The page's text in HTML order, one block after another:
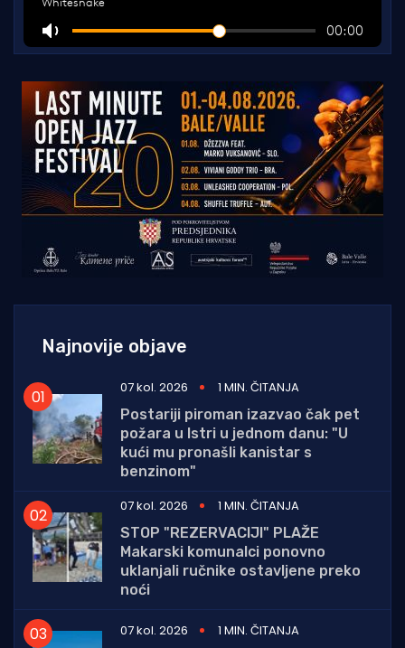
Najnovije objave
07 kol. 2026
1 MIN. ČITANJA
Postariji piroman izazvao čak pet
požara u Istri u jednom danu: "U
kući mu pronašli kanistar s
benzinom"
07 kol. 2026
1 MIN. ČITANJA
STOP "REZERVACIJI" PLAŽE
Makarski komunalci ponovno
uklanjali ručnike ostavljene preko
noći
07 kol. 2026
1 MIN. ČITANJA